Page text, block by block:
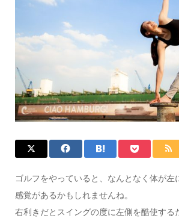
ゴルフをやっていると、なんとなく体が左
感覚があるかもしれませんね。
右利きだとスイングの度に左側を酷使する